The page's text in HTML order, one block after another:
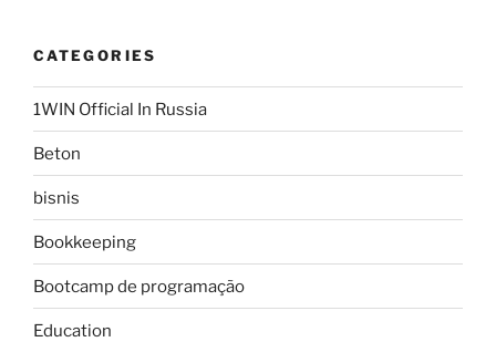
CATEGORIES
1WIN Official In Russia
Beton
bisnis
Bookkeeping
Bootcamp de programação
Education